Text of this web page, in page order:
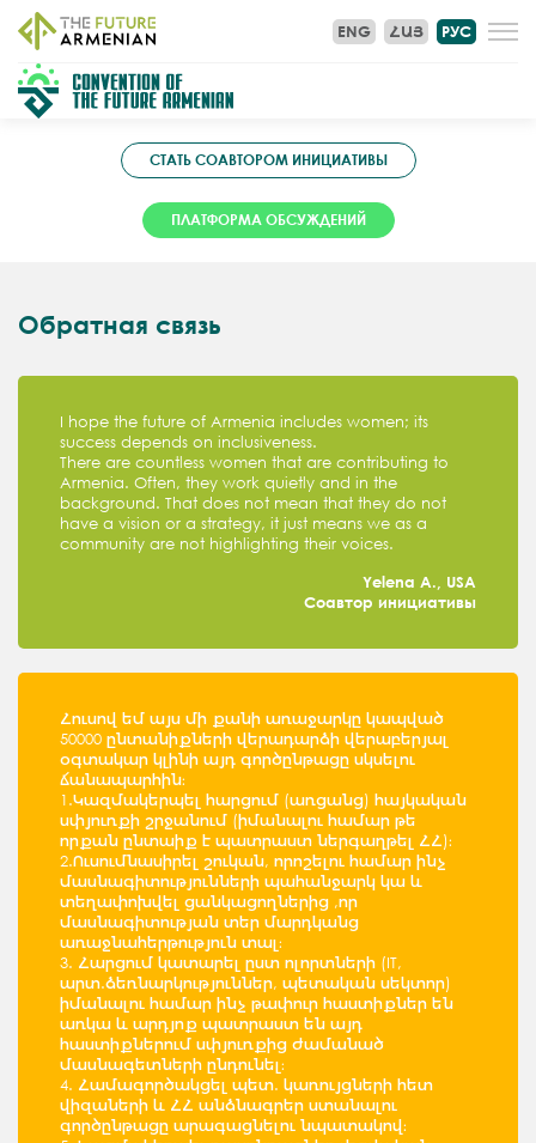
РУС
ENG ՀԱՅ
СТАТЬ СОАВТОРОМ ИНИЦИАТИВЫ
ПЛАТФОРМА ОБСУЖДЕНИЙ
Обратная связь
I hope the future of Armenia includes women; its
success depends on inclusiveness.
There are countless women that are contributing to
Armenia. Often, they work quietly and in the
background. That does not mean that they do not
have a vision or a strategy, it just means we as a
community are not highlighting their voices.
Yelena A., USA
Соавтор инициативы
Հուսով եմ այս մի քանի առաջարկը կապված
50000 ընտանիքների վերադարձի վերաբերյալ
օգտակար կլինի այդ գործընթացը սկսելու
ճանապարհին։
1.Կազմակերպել հարցում (առցանց) հայկական
սփյուռքի շրջանում (իմանալու համար թե
որքան ընտաիք է պատրաստ ներգաղթել ՀՀ)։
2.Ուսումնասիրել շուկան, որոշելու համար ինչ
մասնագիտությունների պահանջարկ կա և
տեղափոխվել ցանկացողներից ,որ
մասնագիտության տեր մարդկանց
առաջնահերթություն տալ։
3. Հարցում կատարել ըստ ոլորտների (IT,
արտ.ձեռնարկություններ, պետական սեկտոր)
իմանալու համար ինչ թափուր հաստիքներ են
առկա և արդյոք պատրաստ են այդ
հաստիքներում սփյուռքից ժամանած
մասնագետների ընդունել։
4. Համագործակցել պետ. կառույցների հետ
վիզաների և ՀՀ անձնագրեր ստանալու
գործընթացը արագացնելու նպատակով։